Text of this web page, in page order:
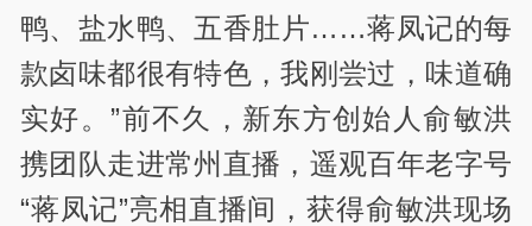
鸭、盐水鸭、五香肚片……蒋凤记的每
款卤味都很有特色，我刚尝过，味道确
实好。”前不久，新东方创始人俞敏洪
携团队走进常州直播，遥观百年老字号
“蒋凤记”亮相直播间，获得俞敏洪现场